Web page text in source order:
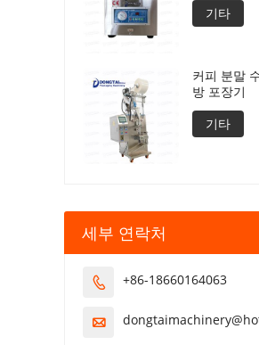
기타
커피 분말
방 포장기
기타
세부 연락처
 +86-18660164063
